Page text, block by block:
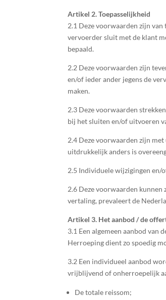
Artikel 2. Toepasselijkheid
2.1 Deze voorwaarden zijn
vervoerder sluit met de klant
bepaald.
2.2 Deze voorwaarden zijn
en/of ieder ander jegens de
maken.
2.3 Deze voorwaarden
bij het sluiten en/of uitvoeren
2.4 Deze voorwaarden zijn
uitdrukkelijk anders is
2.5 Individuele wijzigingen en/
2.6 Deze voorwaarden kunnen
vertaling, prevaleert de
Artikel 3. Het aanbod / de
3.1 Een algemeen aanbod
Herroeping dient zo spoedig
3.2 Een individueel aanbod
vrijblijvend of onherroepelijk
De totale reissom;